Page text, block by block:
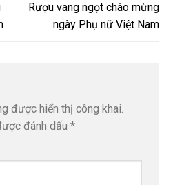
Rượu vang ngọt chào mừng
ngày Phụ nữ Việt Nam
được hiển thị công khai.
đánh dấu *